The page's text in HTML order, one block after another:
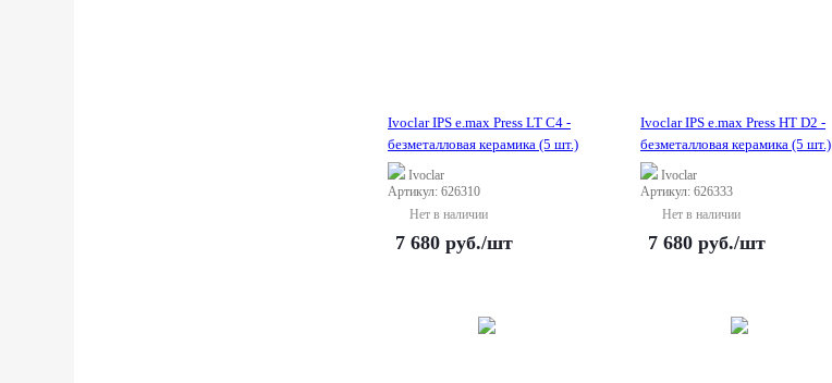
Ivoclar IPS e.max Press LT C4 -
безметалловая керамика (5 шт.)
Ivoclar
Артикул: 626310
Нет в наличии
7 680 руб./шт
Ivoclar IPS e.max Press HT D2 -
безметалловая керамика (5 шт.)
Ivoclar
Артикул: 626333
Нет в наличии
7 680 руб./шт